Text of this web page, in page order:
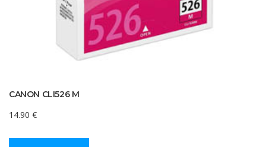
CANON CLI526 M
14.90 €